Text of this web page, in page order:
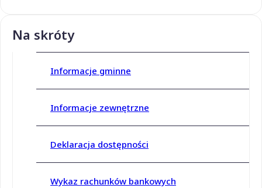
Na skróty
Informacje gminne
Informacje zewnętrzne
Deklaracja dostępności
Wykaz rachunków bankowych